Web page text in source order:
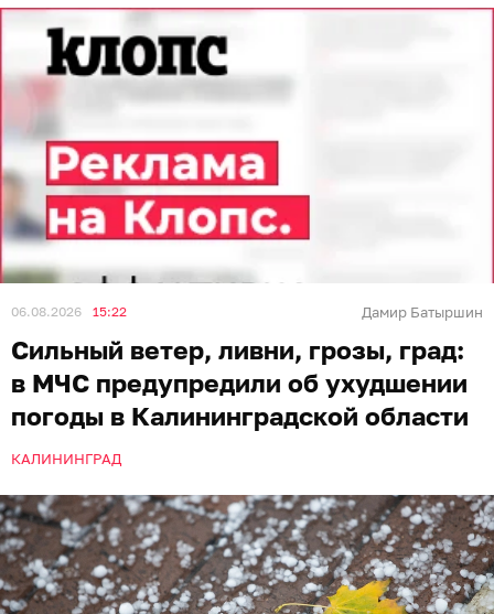
06.08.2026 15:22 Дамир Батыршин
Сильный ветер, ливни, грозы, град:
в МЧС предупредили об ухудшении
погоды в Калининградской области
КАЛИНИНГРАД